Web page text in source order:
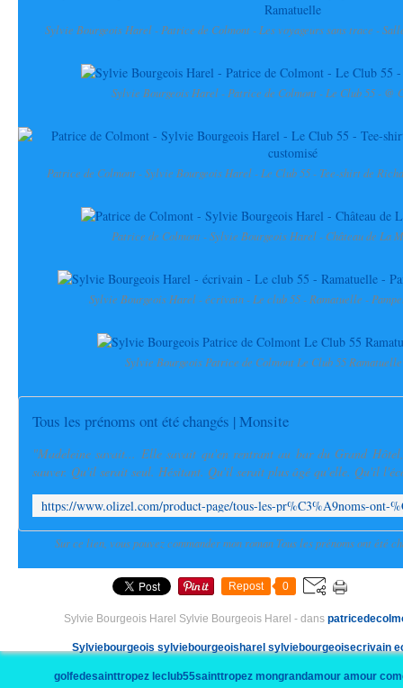
Sylvie Bourgeois Harel - Patrice de Colmont - Les voyageurs sans trace -
Sylvie Bourgeois Harel - Patrice de Colmont - Le Club 55 - @
Patrice de Colmont - Sylvie Bourgeois Harel - Le Club 55 - Tee-shirt de
Patrice de Colmont - Sylvie Bourgeois Harel - Château de La
Sylvie Bourgeois Harel - écrivain - Le club 55 - Ramatuelle -
Sylvie Bourgeois Patrice de Colmont Le Club 55 Ramatuelle
Tous les prénoms ont été changés | Monsite
"Madeleine savait... Elle savait qu'en rentrant au bar du Grand
sauver. Qu'il serait seul. Hésitant. Qu'il serait plus âgé qu'elle. Qu'il
Sur ce lien, vous pouvez commander mon roman Tous les prénoms ont été
Repost 0
Sylvie Bourgeois Harel Sylvie Bourgeois Harel - dans
Sylviebourgeois sylviebourgeoisharel sylviebourgeoisecrivain
golfedesainttropez leclub55sainttropez mongrandamour amour